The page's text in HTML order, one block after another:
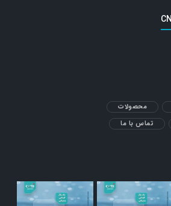
محصولات
تماس با ما